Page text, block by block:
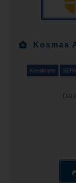
Kosmas
Kreditkarte